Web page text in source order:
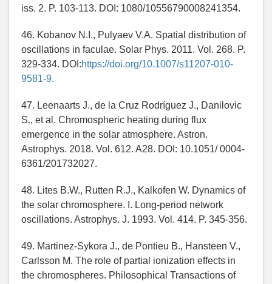
iss. 2. P. 103-113. DOI: 1080/10556790008241354.
46. Kobanov N.I., Pulyaev V.A. Spatial distribution of
oscillations in faculae. Solar Phys. 2011. Vol. 268. P.
329-334. DOI:https://doi.org/10.1007/s11207-010-
9581-9.
47. Leenaarts J., de la Cruz Rodríguez J., Danilovic
S., et al. Chromospheric heating during flux
emergence in the solar atmosphere. Astron.
Astrophys. 2018. Vol. 612. A28. DOI: 10.1051/ 0004-
6361/201732027.
48. Lites B.W., Rutten R.J., Kalkofen W. Dynamics of
the solar chromosphere. I. Long-period network
oscillations. Astrophys. J. 1993. Vol. 414. P. 345-356.
49. Martinez-Sykora J., de Pontieu B., Hansteen V.,
Carlsson M. The role of partial ionization effects in
the chromospheres. Philosophical Transactions of